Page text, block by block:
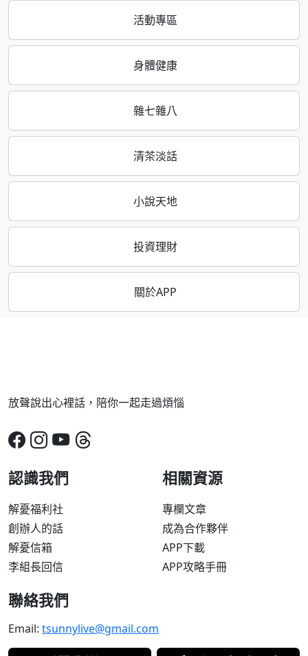
活動專區
身體健康
雜七雜八
清茶淡話
小說天地
投資理財
關於APP
放聲說出心裡話，陪你一起走過煩惱
認識我們
解憂福利社
創辦人的話
解憂信箱
李組長回信
相關資源
專欄文章
成為合作夥伴
APP下載
APP攻略手冊
聯絡我們
Email: tsunnylive@gmail.com